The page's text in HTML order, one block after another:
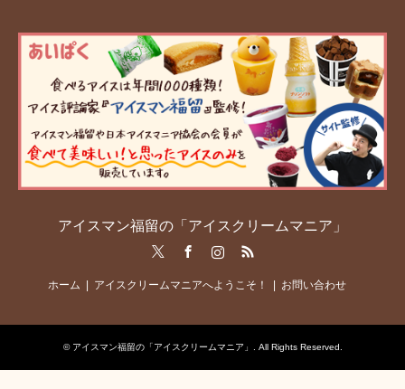
アイスマン福留の「アイスクリームマニア」
RSS
ホーム アイスクリームマニアへようこそ！ お問い合わせ
© アイスマン福留の「アイスクリームマニア」 . All Rights Reserved.